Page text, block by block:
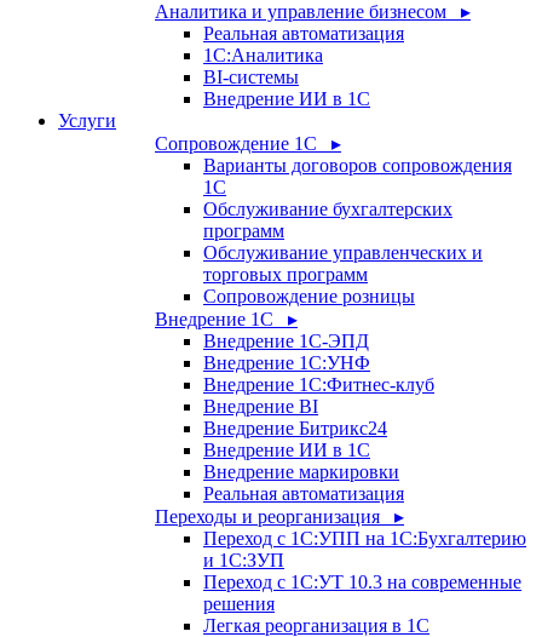
Аналитика и управление бизнесом ▸
Реальная автоматизация
1С:Аналитика
BI-системы
Внедрение ИИ в 1С
Услуги
Сопровождение 1С ▸
Варианты договоров сопровождения
1С
Обслуживание бухгалтерских
программ
Обслуживание управленческих и
торговых программ
Сопровождение розницы
Внедрение 1С ▸
Внедрение 1С-ЭПД
Внедрение 1С:УНФ
Внедрение 1С:Фитнес-клуб
Внедрение BI
Внедрение Битрикс24
Внедрение ИИ в 1С
Внедрение маркировки
Реальная автоматизация
Переходы и реорганизация ▸
Переход с 1С:УПП на 1С:Бухгалтерию
и 1С:ЗУП
Переход с 1С:УТ 10.3 на современные
решения
Легкая реорганизация в 1С